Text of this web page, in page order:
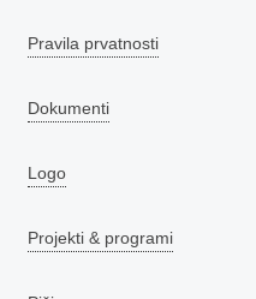
Pravila prvatnosti
Dokumenti
Logo
Projekti & programi